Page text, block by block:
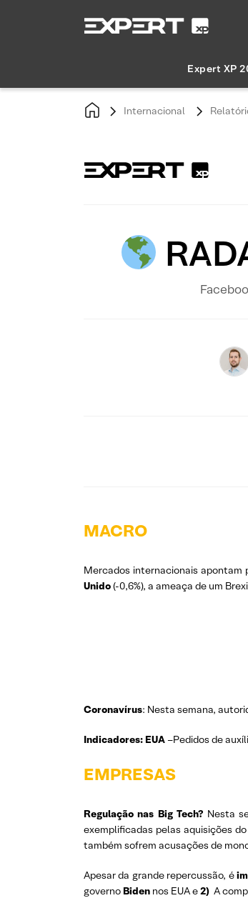
Expert XP
Internacional
MACRO
Mercados internacionais apontam
Unido(-0,6%), a ameaça de um
Coronavírus: Nesta semana,
Indicadores: EUA –Pedidos de
EMPRESAS
Regulação nas Big Tech? Nesta
exemplificadas pelas aquisições
também sofrem acusações de
Apesar da grande repercussão, é
governo Biden nos EUA e2) A